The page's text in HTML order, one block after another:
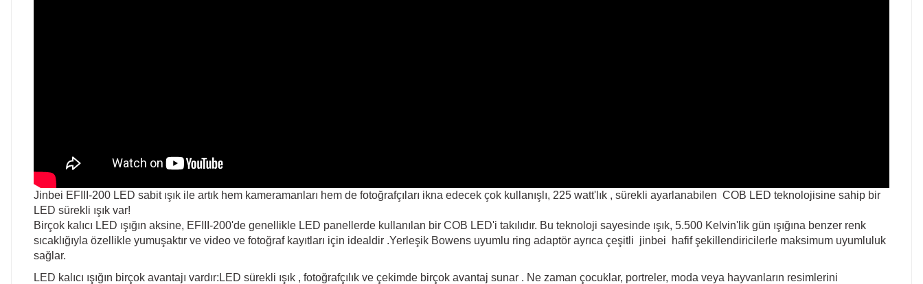
Jinbei EFIII-200 LED sabit ışık ile artık hem kameramanları hem de fotoğrafçıları ikna edecek çok kullanışlı, 225 watt'lık , sürekli ayarlanabilen COB LED teknolojisine sahip bir
LED sürekli ışık var!
Birçok kalıcı LED ışığın aksine, EFIII-200'de genellikle LED panellerde kullanılan bir COB LED'i takılıdır. Bu teknoloji sayesinde ışık, 5.500 Kelvin'lik gün ışığına benzer renk
sıcaklığıyla özellikle yumuşaktır ve video ve fotoğraf kayıtları için idealdir .Yerleşik Bowens uyumlu ring adaptör ayrıca çeşitli jinbei hafif şekillendiricilerle maksimum uyumluluk
sağlar.
LED kalıcı ışığın birçok avantajı vardır:LED sürekli ışık , fotoğrafçılık ve çekimde birçok avantaj sunar . Ne zaman çocuklar, portreler, moda veya hayvanların resimlerini